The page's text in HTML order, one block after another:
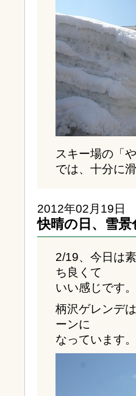
スキー場の「
では、十分に
2012年02月19日
快晴の日、雪景
2/19、今日は
ち良くて
いい感じです。
柄沢ゲレンデ
ーンに
なっています。